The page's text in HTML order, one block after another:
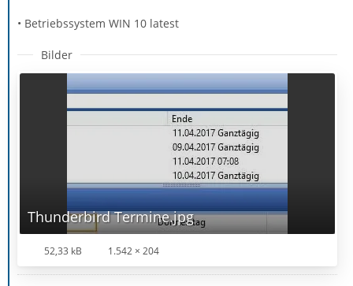
• Betriebssystem WIN 10 latest
Bilder
Thunderbird Termine.jpg
52,33 kB 1.542 × 204